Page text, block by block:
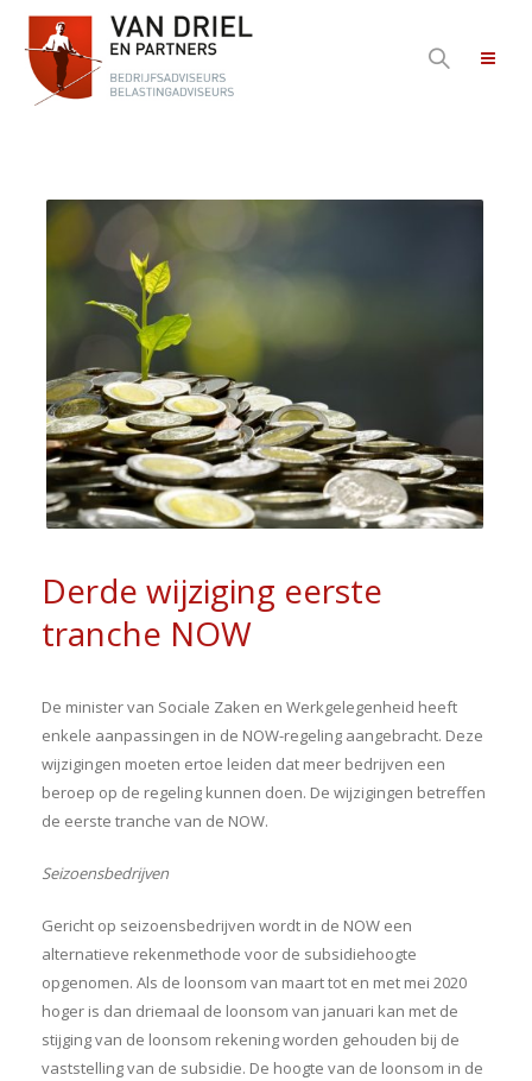
Derde wijziging eerste
tranche NOW
De minister van Sociale Zaken en Werkgelegenheid heeft
enkele aanpassingen in de NOW-regeling aangebracht. Deze
wijzigingen moeten ertoe leiden dat meer bedrijven een
beroep op de regeling kunnen doen. De wijzigingen betreffen
de eerste tranche van de NOW.
Seizoensbedrijven
Gericht op seizoensbedrijven wordt in de NOW een
alternatieve rekenmethode voor de subsidiehoogte
opgenomen. Als de loonsom van maart tot en met mei 2020
hoger is dan driemaal de loonsom van januari kan met de
stijging van de loonsom rekening worden gehouden bij de
vaststelling van de subsidie. De hoogte van de loonsom in de